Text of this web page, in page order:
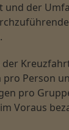
und der
pro Person
pro
Voraus